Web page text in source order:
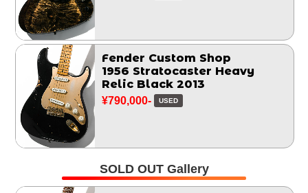
Fender Custom Shop
1956 Stratocaster Heavy
Relic Black 2013
¥790,000- USED
SOLD OUT Gallery